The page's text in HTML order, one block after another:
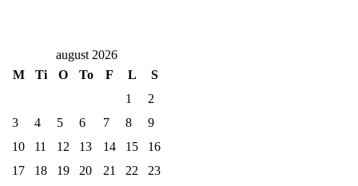
august 2026
M
Ti O To F L
S
1
2
3
4 5 6 7 8
9
10
11 12 13 14 15
16
17
18 19 20 21 22
23